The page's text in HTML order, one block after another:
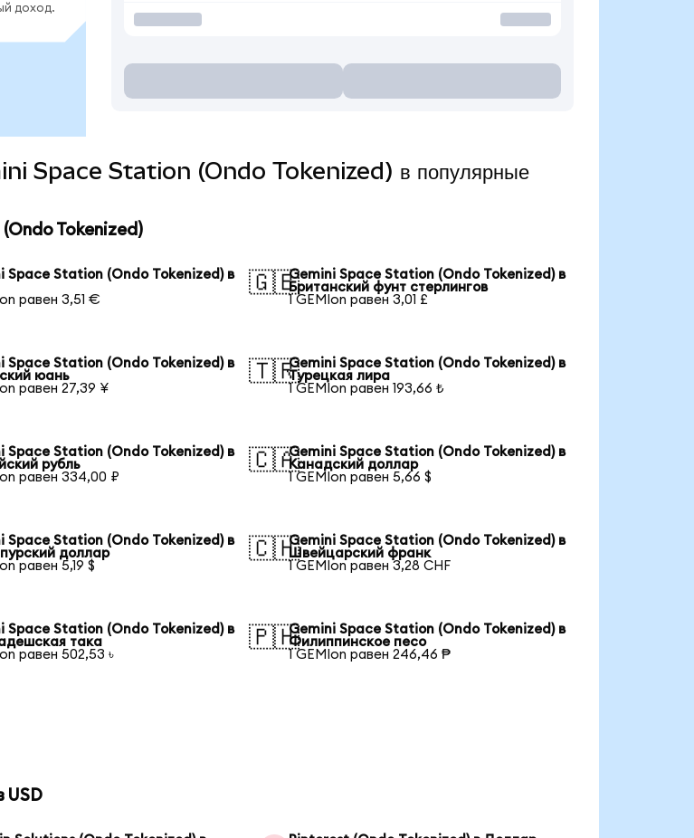
доход.
Space Station (Ondo Tokenized) в популярные
Tokenized)
Space Station (Ondo Tokenized) в
равен 3,51 €
🇬🇧Gemini Space Station (Ondo Tokenized) в
Британский фунт стерлингов
1 GEMIon равен 3,01 £
Space Station (Ondo Tokenized) в
юань
равен 27,39 ¥
🇹🇷Gemini Space Station (Ondo Tokenized) в
Турецкая лира
1 GEMIon равен 193,66 ₺
Space Station (Ondo Tokenized) в
рубль
равен 334,00 ₽
🇨🇦Gemini Space Station (Ondo Tokenized) в
Канадский доллар
1 GEMIon равен 5,66 $
Space Station (Ondo Tokenized) в
доллар
равен 5,19 $
🇨🇭Gemini Space Station (Ondo Tokenized) в
Швейцарский франк
1 GEMIon равен 3,28 CHF
Space Station (Ondo Tokenized) в
така
равен 502,53 ৳
🇵🇭Gemini Space Station (Ondo Tokenized) в
Филиппинское песо
1 GEMIon равен 246,46 ₱
USD